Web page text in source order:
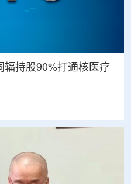
辐持股90%打通核医疗